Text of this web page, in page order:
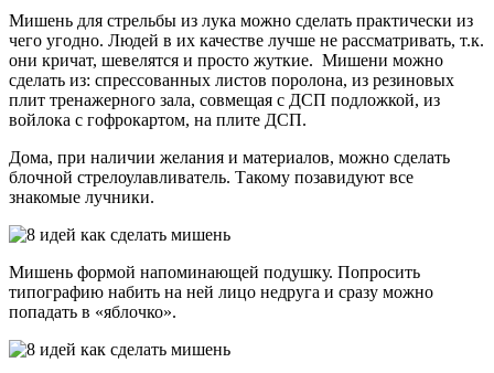
Мишень для стрельбы из лука можно сделать практически из
чего угодно. Людей в их качестве лучше не рассматривать, т.к.
они кричат, шевелятся и просто жуткие. Мишени можно
сделать из: спрессованных листов поролона, из резиновых
плит тренажерного зала, совмещая с ДСП подложкой, из
войлока с гофрокартом, на плите ДСП.
Дома, при наличии желания и материалов, можно сделать
блочной стрелоулавливатель. Такому позавидуют все
знакомые лучники.
Мишень формой напоминающей подушку. Попросить
типографию набить на ней лицо недруга и сразу можно
попадать в «яблочко».